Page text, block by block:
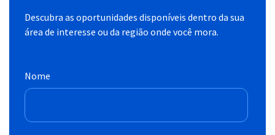
Descubra as oportunidades disponíveis dentro da sua
área de interesse ou da região onde você mora.
Nome